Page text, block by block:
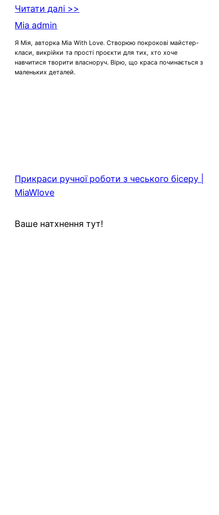
Читати далі >>
Mia admin
Я Мія, авторка Mia With Love. Створюю покрокові майстер-
класи, викрійки та прості проєкти для тих, хто хоче
навчитися творити власноруч. Вірю, що краса починається з
маленьких деталей.
Прикраси ручної роботи з чеського бісеру |
MiaWlove
Ваше натхнення тут!